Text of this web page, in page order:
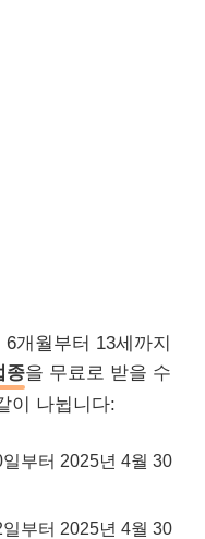
개월부터 13세까지
종을 무료로 받을 수
이 나뉩니다:
부터 2025년 4월 30
부터 2025년 4월 30